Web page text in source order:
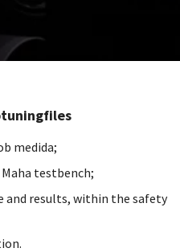
medida;
testbench;
and results, within the safety